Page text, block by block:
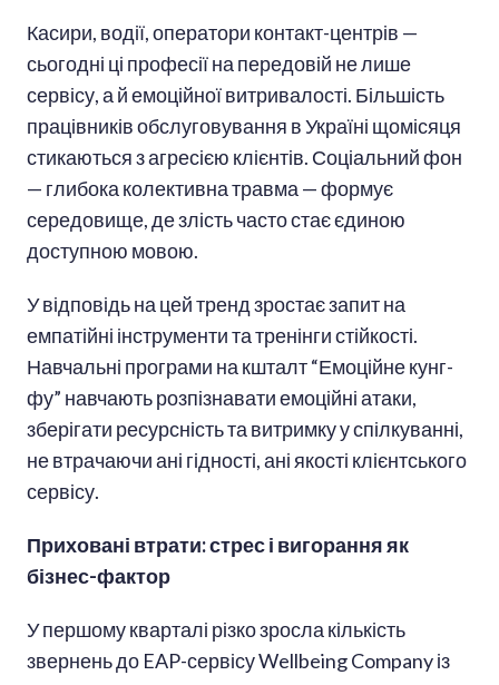
Касири, водії, оператори контакт-центрів —
сьогодні ці професії на передовій не лише
сервісу, а й емоційної витривалості. Більшість
працівників обслуговування в Україні щомісяця
стикаються з агресією клієнтів. Соціальний фон
— глибока колективна травма — формує
середовище, де злість часто стає єдиною
доступною мовою.
У відповідь на цей тренд зростає запит на
емпатійні інструменти та тренінги стійкості.
Навчальні програми на кшталт “Емоційне кунг-
фу” навчають розпізнавати емоційні атаки,
зберігати ресурсність та витримку у спілкуванні,
не втрачаючи ані гідності, ані якості клієнтського
сервісу.
Приховані втрати: стрес і вигорання як
бізнес-фактор
У першому кварталі різко зросла кількість
звернень до EAP-сервісу Wellbeing Company із